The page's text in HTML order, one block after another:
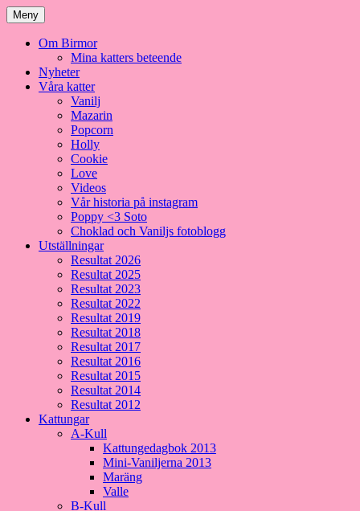
Meny
Om Birmor
Mina katters beteende
Nyheter
Våra katter
Vanilj
Mazarin
Popcorn
Holly
Cookie
Love
Videos
Vår historia på instagram
Poppy <3 Soto
Choklad och Vaniljs fotoblogg
Utställningar
Resultat 2026
Resultat 2025
Resultat 2023
Resultat 2022
Resultat 2019
Resultat 2018
Resultat 2017
Resultat 2016
Resultat 2015
Resultat 2014
Resultat 2012
Kattungar
A-Kull
Kattungedagbok 2013
Mini-Vaniljerna 2013
Maräng
Valle
B-Kull